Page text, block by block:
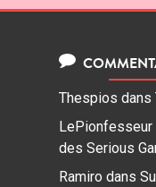
Thespios dans
LePionfesseur
des Serious
Ramiro dans